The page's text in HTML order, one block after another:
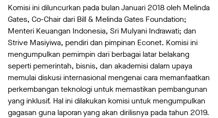
Komisi ini diluncurkan pada bulan Januari 2018 oleh Melinda
Gates, Co-Chair dari Bill & Melinda Gates Foundation;
Menteri Keuangan Indonesia, Sri Mulyani Indrawati; dan
Strive Masiyiwa, pendiri dan pimpinan Econet. Komisi ini
mengumpulkan pemimpin dari berbagai latar belakang
seperti pemerintah, bisnis, dan akademisi dalam upaya
memulai diskusi internasional mengenai cara memanfaatkan
perkembangan teknologi untuk memastikan pembangunan
yang inklusif. Hal ini dilakukan komisi untuk mengumpulkan
gagasan guna laporan yang akan dirilisnya pada tahun 2019.